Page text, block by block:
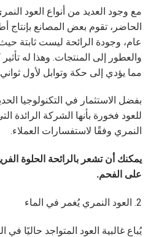
مع وجود العديد من أنواع العود
الحاضر، تقوم بعض المصانع بإنتاج
عام، وجودة الرائحة ليست ثابتة حيث
والعطور إلى المنتجات. وهذا له
مما يؤدي إلى حكة وتوابل لأول
بفضل الاستثمار في التكنولوجيا
للعود فخورة بأنها الشركة الرائدة
النمري وفقًا لاستفسارات العملاء.
يمكنك أن تشعر بالرائحة الحلوة
على الفحم.
2. العود النمري يُغمر في الماء
يُباع غالبية العود المتواجد حاليًا